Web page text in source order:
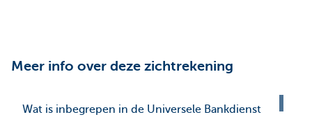
Meer info over deze zichtrekening
Wat is inbegrepen in de Universele Bankdienst